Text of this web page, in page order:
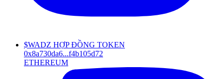
$WADZ HỢP ĐỒNG TOKEN
0x8a730da6...f4b105d72
ETHEREUM